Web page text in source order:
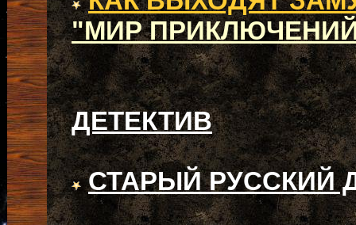
"МИР ПРИКЛЮЧЕНИЙ
ДЕТЕКТИВ
СТАРЫЙ РУССКИЙ